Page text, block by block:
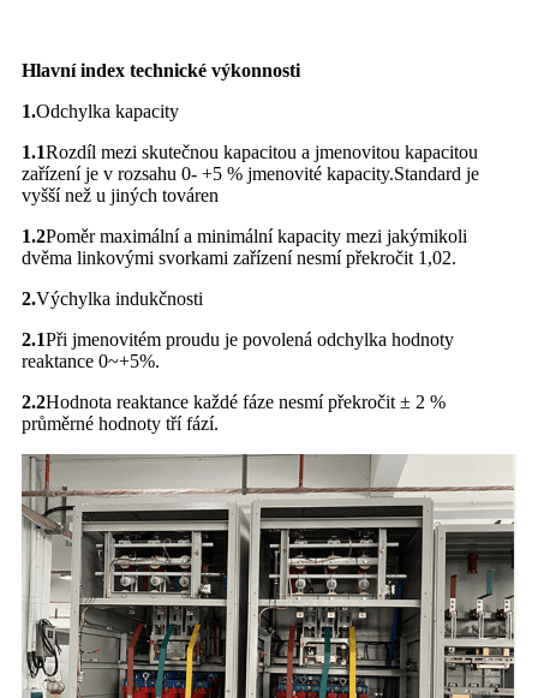
Hlavní index technické výkonnosti
1.Odchylka kapacity
1.1Rozdíl mezi skutečnou kapacitou a jmenovitou kapacitou
zařízení je v rozsahu 0- +5 % jmenovité kapacity.Standard je
vyšší než u jiných továren
1.2Poměr maximální a minimální kapacity mezi jakýmikoli
dvěma linkovými svorkami zařízení nesmí překročit 1,02.
2.Výchylka indukčnosti
2.1Při jmenovitém proudu je povolená odchylka hodnoty
reaktance 0~+5%.
2.2Hodnota reaktance každé fáze nesmí překročit ± 2 %
průměrné hodnoty tří fází.